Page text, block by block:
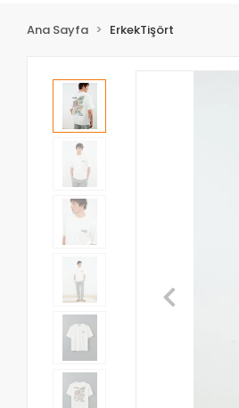
Ana Sayfa ErkekTişört